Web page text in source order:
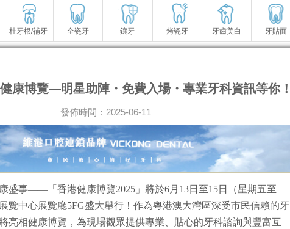
杜牙根/補牙 全瓷牙 鑲牙 烤瓷牙 牙齒美白 牙貼面
康博覽—明星助陣・免費入場・專業牙科資訊等你！
發佈時間：2025-06-11
盛事——「香港健康博覽2025」將於6月13日至15日（星期五至
覽中心展覽廳5FG盛大舉行！作為粵港澳大灣區深受市民信賴的牙
將亮相健康博覽，為現場觀眾提供專業、貼心的牙科諮詢與豐富互